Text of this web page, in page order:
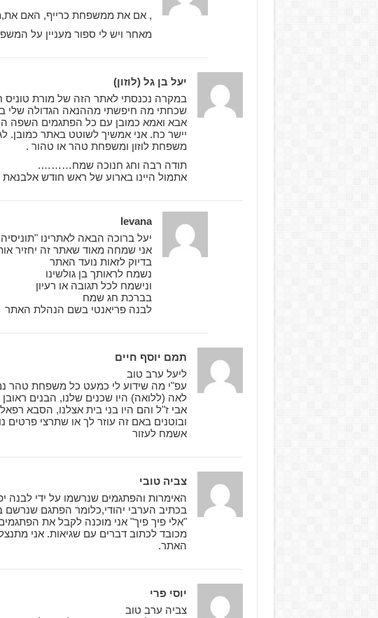
, אם את ממשפחת כרייף, האם
מאחר ויש לי ספור מעניין על
יעל בן גל (לוזון)
במקרה נכנסתי לאתר הזה של מורת טוניס
שכחתי מה חיפשתי מההנאה הגדולה שלי
אבא ואמא כמובן עם כל הפתגמים השפה
יישר כח. אני אמשיך לשוטט באתר
משפחת לוזון ומשפחת טהר או טהור .
תודה רבה וחג חנוכה שמח……….
אתמול היינו בארוע של ראש חודש אלבנאת
levana
יעל ברוכה הבאה לאתרינו
אני שמחה מאוד שאתר זה יחזיר
בדיוק לזאות נועד האתר
נשמח לראותך בן גולשינו
ונישמח לכל תגובה או רעיון
בברכת חג שמח
לבנה פריאנטי בשם הנהלת האתר
תמם יוסף חיים
ליעל ערב טוב
עפ"י מה שידוע לי כמעט כל משפחת טהר
לאה (ללואה) היו שכנים שלנו, הבנים
אבי ז"ל והם היו בני בית אצלנו, הסבא
אשמח לעזור
צביה טובי
האימרות והפתגמים שנרשמו על ידי לבנה
בכתיב הערבי יהודי,כלומר הפתגם שנרשם
"אלי פיך פיך" אני מוכנה לקבל את
מכובד לכתוב דברים עם שגיאות. אני
האתר.
יוסי פרי
צביה ערב טוב